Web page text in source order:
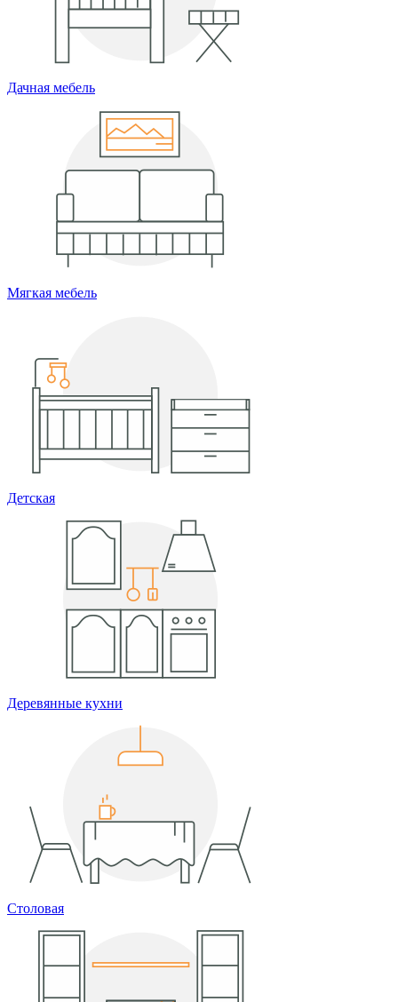
Дачная мебель
Мягкая мебель
Детская
Деревянные кухни
Столовая